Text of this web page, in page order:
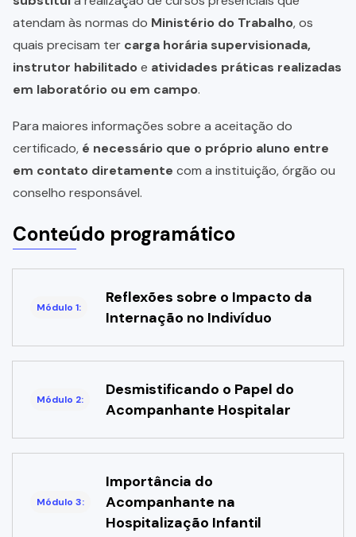
atendam às normas do Ministério do Trabalho, os
quais precisam ter carga horária supervisionada,
instrutor habilitadoe atividades práticas realizadas
em laboratório ou em campo.
Para maiores informações sobre a aceitação do
certificado, é necessário que o próprio aluno entre
em contato diretamente com a instituição, órgão ou
conselho responsável.
Conteúdo programático
Módulo 1:
Reflexões sobre o Impacto da
Internação no Indivíduo
Módulo 2:
Desmistificando o Papel do
Acompanhante Hospitalar
Módulo 3:
Importância do
Acompanhante na
Hospitalização Infantil